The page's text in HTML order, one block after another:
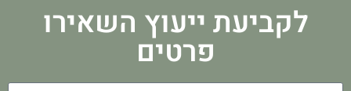
לקביעת ייעוץ השאירו
פרטים